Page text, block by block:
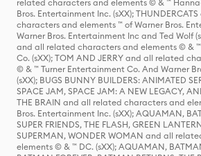
related characters and elements © & ™
Bros. Entertainment Inc. (sXX);
characters and elements ™ of Warner Bros.
Warner Bros. Entertainment Inc and Ted Wolf
and all related characters and elements © &
Co. (sXX); TOM AND JERRY and all related
© & ™ Turner Entertainment Co. And Warner
(sXX); BUGS BUNNY BUILDERS: ANIMATED
SPACE JAM, SPACE JAM: A NEW LEGACY,
THE BRAIN and all related characters and
Bros. Entertainment Inc. (sXX); AQUAMAN,
SUPER FRIENDS, THE FLASH, GREEN
SUPERMAN, WONDER WOMAN and all
elements © & ™ DC. (sXX); AQUAMAN,